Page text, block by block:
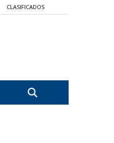
CLASIFICADOS